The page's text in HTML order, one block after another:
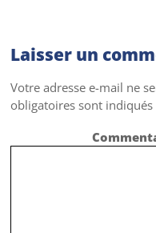
Laisser un
Votre adresse e-mail ne
obligatoires sont